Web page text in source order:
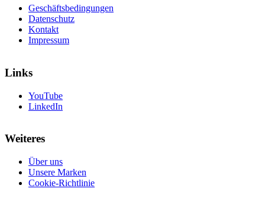
Geschäftsbedingungen
Datenschutz
Kontakt
Impressum
Links
YouTube
LinkedIn
Weiteres
Über uns
Unsere Marken
Cookie-Richtlinie